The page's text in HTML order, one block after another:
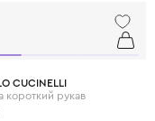
CUCINELLI
короткий рукав